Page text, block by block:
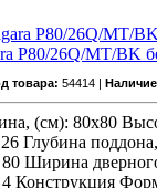
P80/26Q/MT/BK
товара: 54414 | Наличие
(см): 80x80
Глубина
Ширина
Конструкция